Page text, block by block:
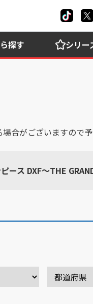
探す シリー
合がございますので予
ピース DXF～THE